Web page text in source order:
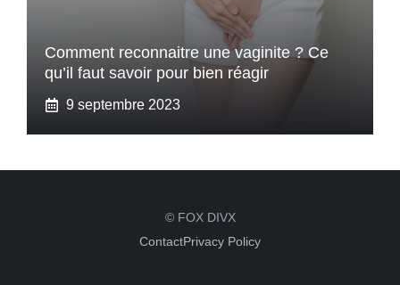
Comment reconnaitre une vaginite ? Ce
qu’il faut savoir pour bien réagir
9 septembre 2023
© FOX DIVX
ContactPrivacy Policy